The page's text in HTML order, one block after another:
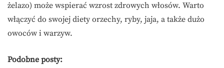
żelazo) może wspierać wzrost zdrowych włosów. Warto
włączyć do swojej diety orzechy, ryby, jaja, a także dużo
owoców i warzyw.
Podobne posty: